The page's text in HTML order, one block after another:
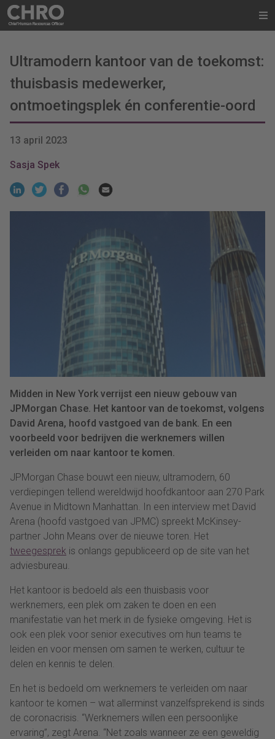
Ultramodern kantoor van de toekomst:
thuisbasis medewerker,
ontmoetingsplek én conferentie-oord
13 april 2023
Sasja Spek
Midden in New York verrijst een nieuw gebouw van
JPMorgan Chase. Het kantoor van de toekomst, volgens
David Arena, hoofd vastgoed van de bank. En een
voorbeeld voor bedrijven die werknemers willen
verleiden om naar kantoor te komen.
JPMorgan Chase bouwt een nieuw, ultramodern, 60
verdiepingen tellend wereldwijd hoofdkantoor aan 270 Park
Avenue in Midtown Manhattan. In een interview met David
Arena (hoofd vastgoed van JPMC) spreekt McKinsey-
partner John Means over de nieuwe toren. Het
tweegesprek is onlangs gepubliceerd op de site van het
adviesbureau.
Het kantoor is bedoeld als een thuisbasis voor
werknemers, een plek om zaken te doen en een
manifestatie van het merk in de fysieke omgeving. Het is
ook een plek voor senior executives om hun teams te
leiden en voor mensen om samen te werken, cultuur te
delen en kennis te delen.
En het is bedoeld om werknemers te verleiden om naar
kantoor te komen – wat allerminst vanzelfsprekend is sinds
de coronacrisis. “Werknemers willen een persoonlijke
ervaring”, zegt Arena. “Net zoals wanneer ze een geweldig